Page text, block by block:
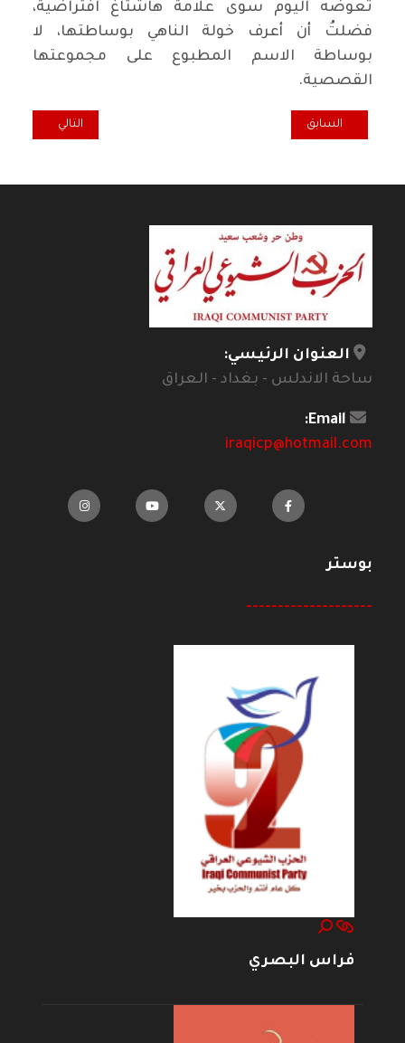
تعوضه اليوم سوى علامة هاشتاغ افتراضية،
فضلتُ أن أعرف خولة الناهي بوساطتها، لا
بوساطة الاسم المطبوع على مجموعتها
القصصية.
المقال السابق: في المعنى.. تمثلات العنف في الرواية
السابق المقال
التالي
العنوان الرئيسي:
ساحة الاندلس - بغداد - العراق
Email:
iraqicp@hotmail.com
بوستر
--------------------
فراس البصري